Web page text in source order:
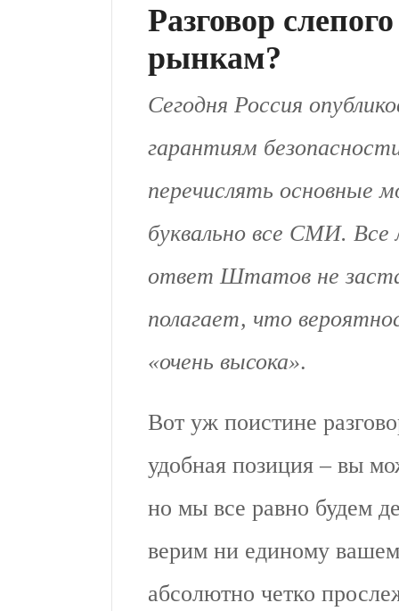
Разговор
рынкам?
Сегодня Россия
гарантиям
перечислять основные
буквально все СМИ. Все
ответ Штатов не
полагает, что
«очень высока».
Вот уж поистине
удобная позиция – вы
но мы все равно будем
верим ни единому
абсолютно четко